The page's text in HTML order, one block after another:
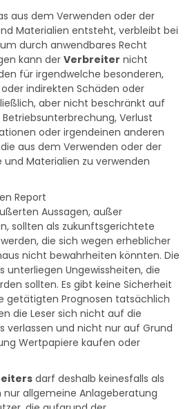
aus dem Verwenden oder der
Materialien entsteht, verbleibt bei
durch anwendbares Recht
kann derVerbreiternicht
für irgendwelche besonderen,
indirekten Schäden oder
aber nicht beschränkt auf
Verlust
oder irgendeinen anderen
aus dem Verwenden oder der
Materialien zu verwenden
Report
Aussagen, außer
sollten als zukunftsgerichtete
die sich wegen erheblicher
nicht bewahrheiten könnten. Die
unterliegen Ungewissheiten, die
sollten. Es gibt keine Sicherheit
getätigten Prognosen tatsächlich
die Leser sich nicht auf die
verlassen und nicht nur auf Grund
Wertpapiere kaufen oder
darf deshalb keinesfalls als
allgemeine Anlageberatung